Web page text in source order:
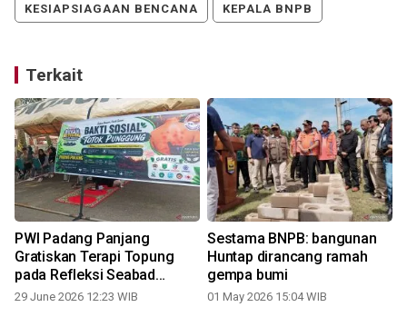
KESIAPSIAGAAN BENCANA KEPALA BNPB
Terkait
PWI Padang Panjang
Gratiskan Terapi Topung
pada Refleksi Seabad
Gempa
29 June 2026 12:23 WIB
Sestama BNPB: bangunan
Huntap dirancang ramah
gempa bumi
01 May 2026 15:04 WIB